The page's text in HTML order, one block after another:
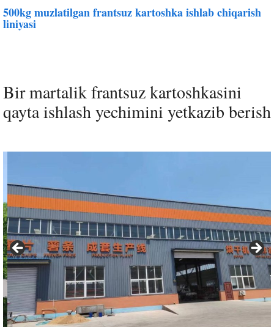
500kg muzlatilgan frantsuz kartoshka ishlab chiqarish
liniyasi
Bir martalik frantsuz kartoshkasini
qayta ishlash yechimini yetkazib berish